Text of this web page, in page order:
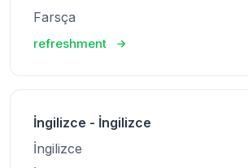
Farsça
refreshment
İngilizce - İngilizce
İngilizce